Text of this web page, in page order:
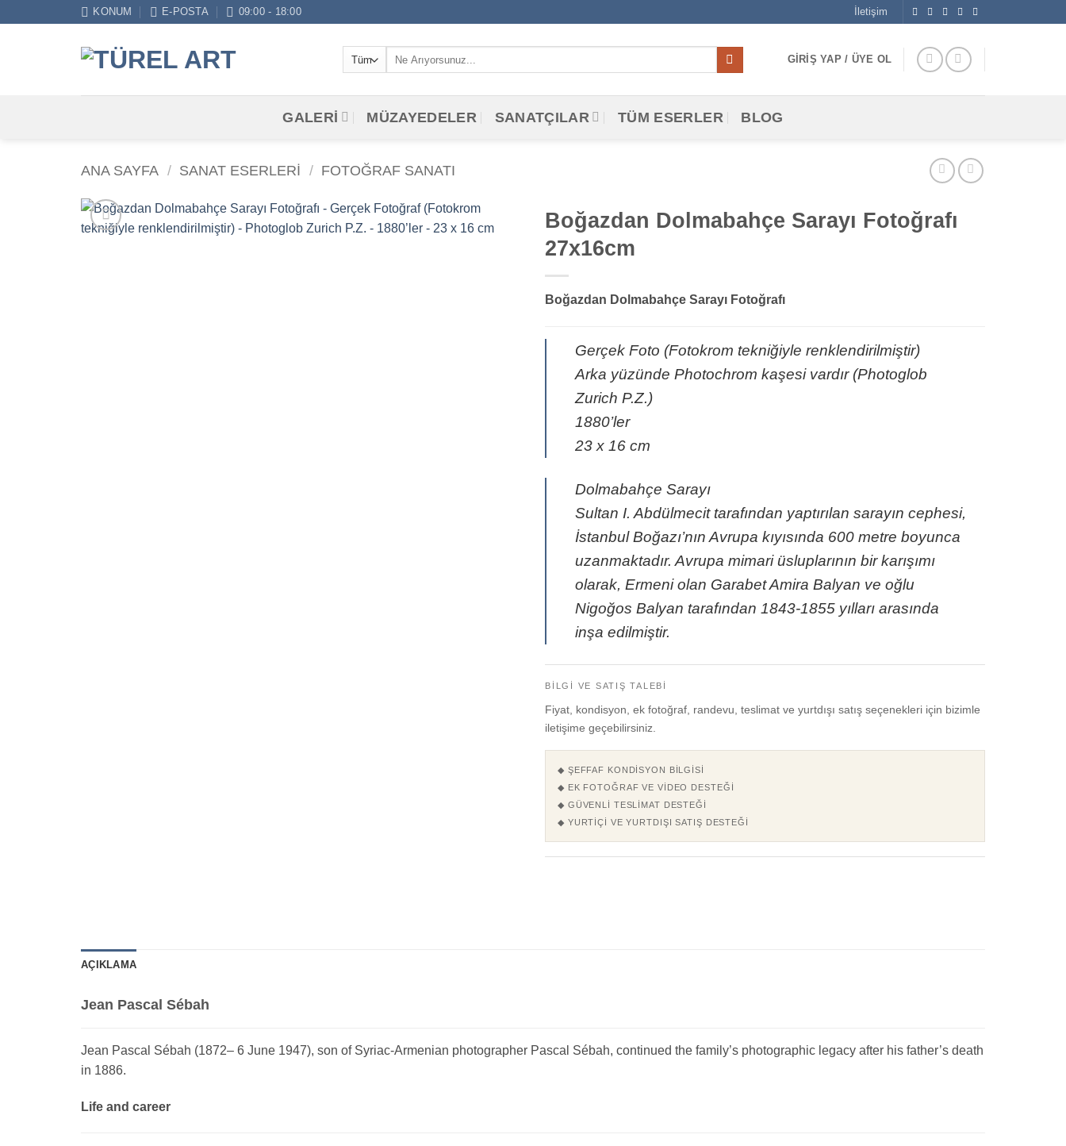
KONUM E-POSTA 09:00 - 18:00 İletişim
GIRIŞ YAP / ÜYE OL
GALERİ MÜZAYEDELER SANATÇILAR TÜM ESERLER BLOG
ANA SAYFA / SANAT ESERLERI / FOTOĞRAF SANATI
Boğazdan Dolmabahçe Sarayı Fotoğrafı
27x16cm
Boğazdan Dolmabahçe Sarayı Fotoğrafı
Gerçek Foto (Fotokrom tekniğiyle renklendirilmiştir)
Arka yüzünde Photochrom kaşesi vardır (Photoglob
Zurich P.Z.)
1880’ler
23 x 16 cm
Dolmabahçe Sarayı
Sultan I. Abdülmecit tarafından yaptırılan sarayın cephesi,
İstanbul Boğazı’nın Avrupa kıyısında 600 metre boyunca
uzanmaktadır. Avrupa mimari üsluplarının bir karışımı
olarak, Ermeni olan Garabet Amira Balyan ve oğlu
Nigoğos Balyan tarafından 1843-1855 yılları arasında
inşa edilmiştir.
BILGI VE SATIŞ TALEBI
Fiyat, kondisyon, ek fotoğraf, randevu, teslimat ve yurtdışı satış seçenekleri için bizimle
iletişime geçebilirsiniz.
◆ ŞEFFAF KONDISYON BILGISI
◆ EK FOTOĞRAF VE VIDEO DESTEĞI
◆ GÜVENLI TESLIMAT DESTEĞI
◆ YURTIÇI VE YURTDIŞI SATIŞ DESTEĞI
AÇIKLAMA
Jean Pascal Sébah
Jean Pascal Sébah (1872– 6 June 1947), son of Syriac-Armenian photographer Pascal Sébah, continued the family’s photographic legacy after his father’s death
in 1886.
Life and career